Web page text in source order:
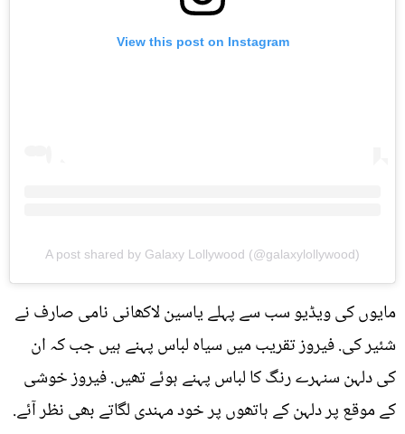
View this post on Instagram
A post shared by Galaxy Lollywood (@galaxylollywood)
مایوں کی ویڈیو سب سے پہلے یاسین لاکھانی نامی صارف نے
شئیر کی. فیروز تقریب میں سیاہ لباس پہنے ہیں جب کہ ان
کی دلہن سنہرے رنگ کا لباس پہنے ہوئے تھیں. فیروز خوشی
کے موقع پر دلہن کے ہاتھوں پر خود مہندی لگاتے بھی نظر آئے.